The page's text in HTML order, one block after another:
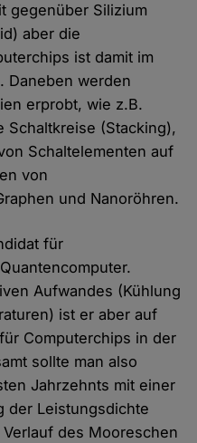
gegenüber Silizium
aber die
ist damit im
Daneben werden
erprobt, wie z.B.
Schaltkreise (Stacking),
Schaltelementen auf
von
und Nanoröhren.
für
Aufwandes (Kühlung
ist er aber auf
Computerchips in der
sollte man also
Jahrzehnts mit einer
der Leistungsdichte
des Mooreschen